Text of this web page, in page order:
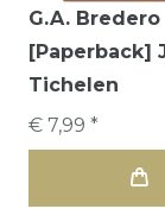
G.A. Bredero
[Paperback]
Tichelen
€ 7,99 *